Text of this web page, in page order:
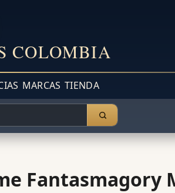
COLOMBIA
MARCAS TIENDA
Fantasmagory